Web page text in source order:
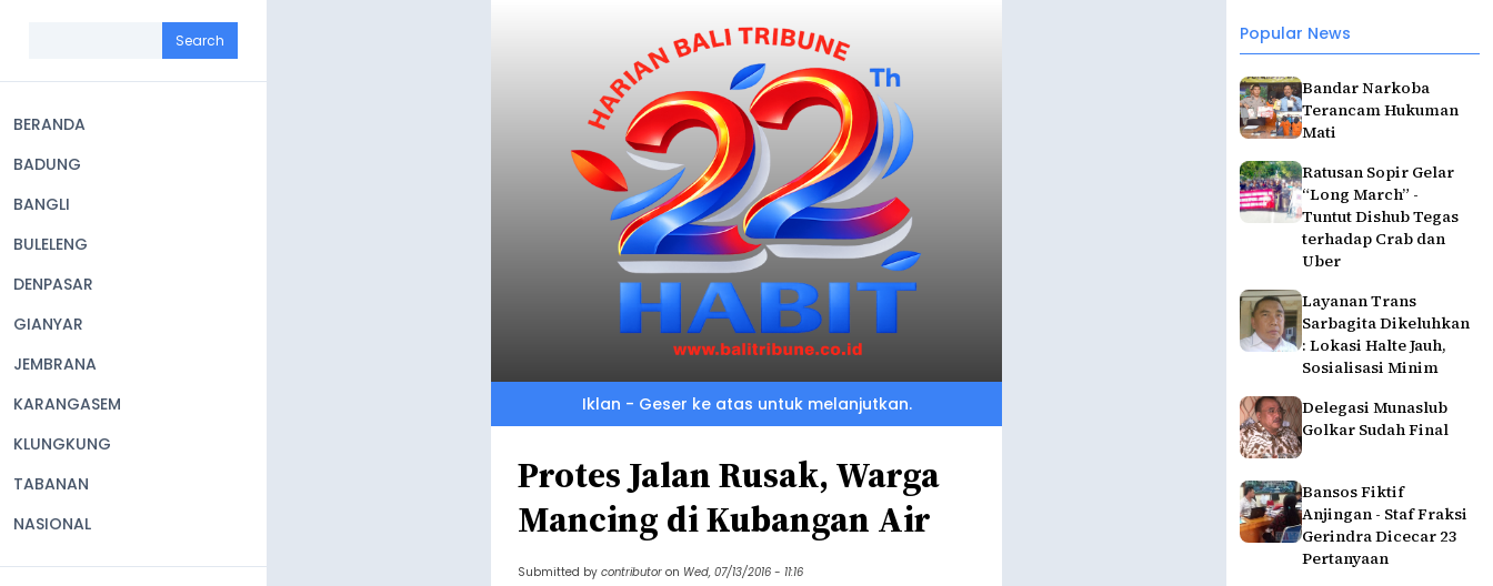
navigation
BERANDA
BADUNG
BANGLI
BULELENG
DENPASAR
GIANYAR
JEMBRANA
KARANGASEM
KLUNGKUNG
TABANAN
NASIONAL
Popular News
Bandar Narkoba
Terancam Hukuman
Mati
Ratusan Sopir Gelar
“Long March” -
Tuntut Dishub Tegas
terhadap Crab dan
Uber
Layanan Trans
Sarbagita Dikeluhkan
: Lokasi Halte Jauh,
Sosialisasi Minim
Delegasi Munaslub
Golkar Sudah Final
Bansos Fiktif
Anjingan - Staf Fraksi
Gerindra Dicecar 23
Pertanyaan
Iklan - Geser ke atas untuk melanjutkan.
Protes Jalan Rusak, Warga
Mancing di Kubangan Air
Submitted by contributor on Wed, 07/13/2016 - 11:16